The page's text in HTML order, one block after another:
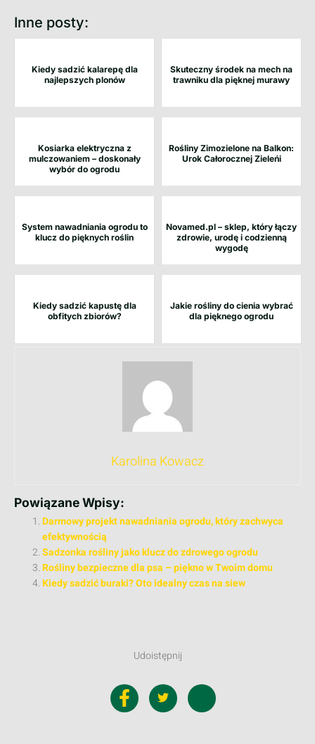
Inne posty:
Kiedy sadzić kalarepę dla
najlepszych plonów
Skuteczny środek na mech na
trawniku dla pięknej murawy
Kosiarka elektryczna z
mulczowaniem – doskonały
wybór do ogrodu
Rośliny Zimozielone na Balkon:
Urok Całorocznej Zieleńi
System nawadniania ogrodu to
klucz do pięknych roślin
Novamed.pl – sklep, który łączy
zdrowie, urodę i codzienną
wygodę
Kiedy sadzić kapustę dla
obfitych zbiorów?
Jakie rośliny do cienia wybrać
dla pięknego ogrodu
Karolina Kowacz
Powiązane Wpisy:
Darmowy projekt nawadniania ogrodu, który zachwyca
efektywnością
Sadzonka rośliny jako klucz do zdrowego ogrodu
Rośliny bezpieczne dla psa – piękno w Twoim domu
Kiedy sadzić buraki? Oto idealny czas na siew
Udoistępnij